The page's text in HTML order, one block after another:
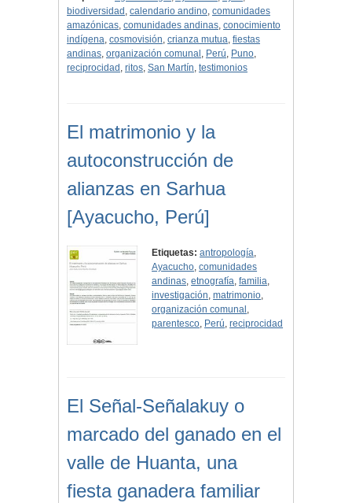
biodiversidad , calendario andino, comunidades
amazónicas, comunidades andinas, conocimiento
indígena, cosmovisión, crianza mutua, fiestas
andinas, organización comunal , Perú, Puno,
reciprocidad , ritos, San Martín, testimonios
El matrimonio y la
autoconstrucción de
alianzas en Sarhua
[Ayacucho, Perú]
Etiquetas: antropología,
Ayacucho,comunidades
andinas,etnografía,familia,
investigación,matrimonio,
organización comunal ,
parentesco, Perú,reciprocidad
El Señal-Señalakuy o
marcado del ganado en el
valle de Huanta, una
fiesta ganadera familiar